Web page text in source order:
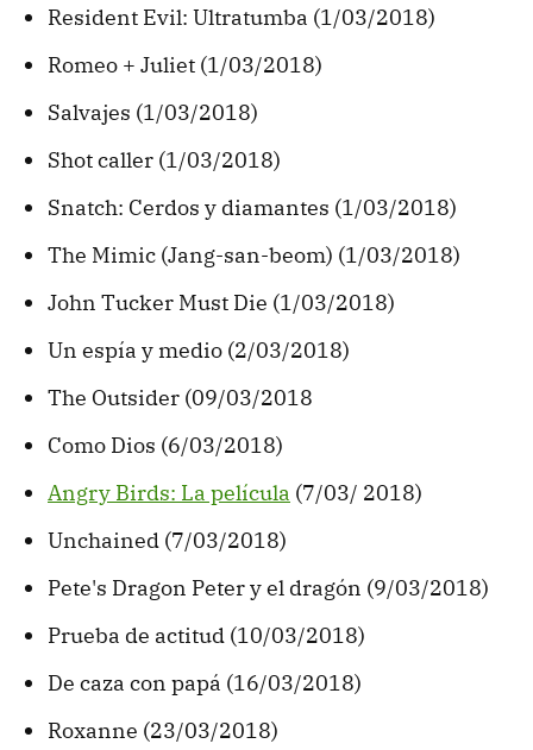
Resident Evil: Ultratumba (1/03/2018)
Romeo + Juliet (1/03/2018)
Salvajes (1/03/2018)
Shot caller (1/03/2018)
Snatch: Cerdos y diamantes (1/03/2018)
The Mimic (Jang-san-beom) (1/03/2018)
John Tucker Must Die (1/03/2018)
Un espía y medio (2/03/2018)
The Outsider (09/03/2018
Como Dios (6/03/2018)
Angry Birds: La película (7/03/ 2018)
Unchained (7/03/2018)
Pete's Dragon Peter y el dragón (9/03/2018)
Prueba de actitud (10/03/2018)
De caza con papá (16/03/2018)
Roxanne (23/03/2018)